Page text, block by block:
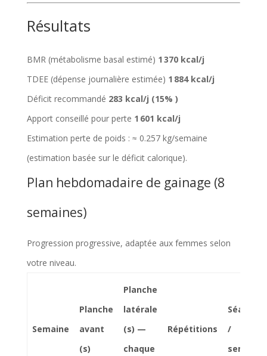
Résultats
BMR (métabolisme basal estimé) 1 370 kcal/j
TDEE (dépense journalière estimée) 1 884 kcal/j
Déficit recommandé 283 kcal/j (15% )
Apport conseillé pour perte 1 601 kcal/j
Estimation perte de poids : ≈ 0.257 kg/semaine
(estimation basée sur le déficit calorique).
Plan hebdomadaire de gainage (8
semaines)
Progression progressive, adaptée aux femmes selon
votre niveau.
Semaine
Planche
avant
(s)
Planche
latérale
(s) —
chaque
Répétitions
Séances
/
semaine